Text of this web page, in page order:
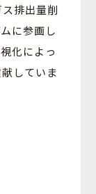
排出量削
に参画し
化によっ
していま